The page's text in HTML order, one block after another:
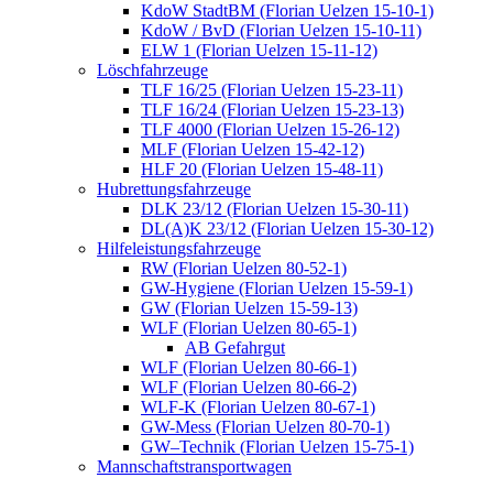
KdoW StadtBM (Florian Uelzen 15-10-1)
KdoW / BvD (Florian Uelzen 15-10-11)
ELW 1 (Florian Uelzen 15-11-12)
Löschfahrzeuge
TLF 16/25 (Florian Uelzen 15-23-11)
TLF 16/24 (Florian Uelzen 15-23-13)
TLF 4000 (Florian Uelzen 15-26-12)
MLF (Florian Uelzen 15-42-12)
HLF 20 (Florian Uelzen 15-48-11)
Hubrettungsfahrzeuge
DLK 23/12 (Florian Uelzen 15-30-11)
DL(A)K 23/12 (Florian Uelzen 15-30-12)
Hilfeleistungsfahrzeuge
RW (Florian Uelzen 80-52-1)
GW-Hygiene (Florian Uelzen 15-59-1)
GW (Florian Uelzen 15-59-13)
WLF (Florian Uelzen 80-65-1)
AB Gefahrgut
WLF (Florian Uelzen 80-66-1)
WLF (Florian Uelzen 80-66-2)
WLF-K (Florian Uelzen 80-67-1)
GW-Mess (Florian Uelzen 80-70-1)
GW–Technik (Florian Uelzen 15-75-1)
Mannschaftstransportwagen